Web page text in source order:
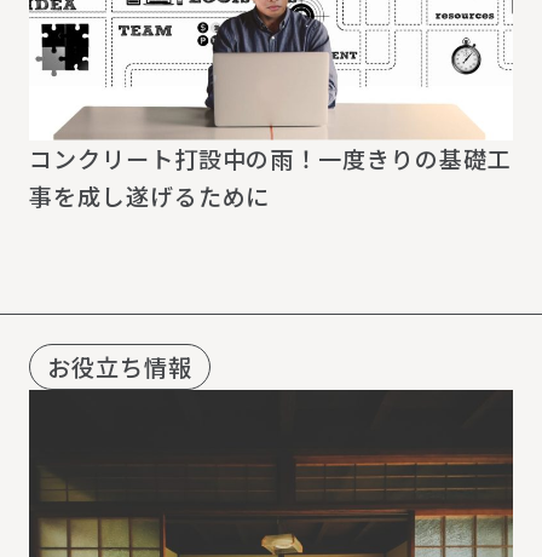
コンクリート打設中の雨！一度きりの基礎工
事を成し遂げるために
お役立ち情報